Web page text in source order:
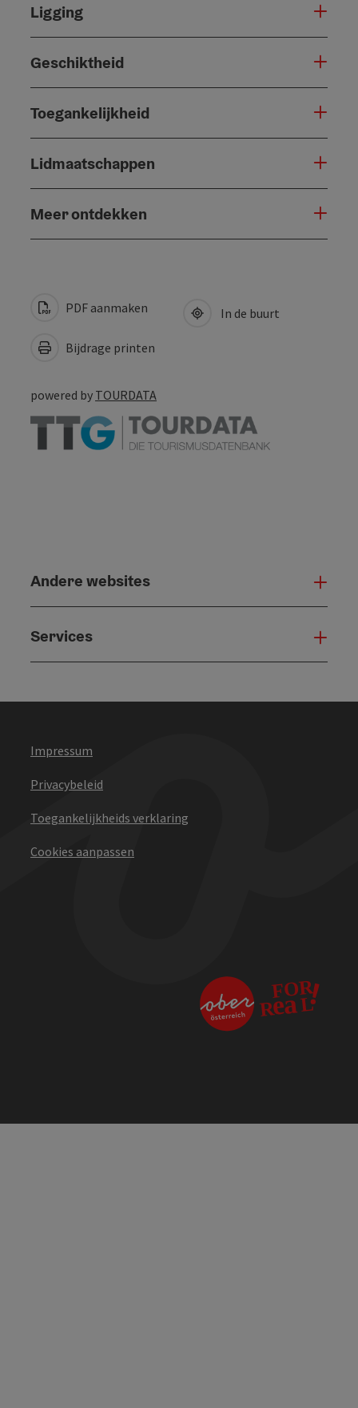
Ligging
Geschiktheid
Toegankelijkheid
Lidmaatschappen
Meer ontdekken
PDF aanmaken
Bijdrage printen
In de buurt
powered by TOURDATA
Andere websites
Services
Impressum
Privacybeleid
Toegankelijkheids verklaring
Cookies aanpassen